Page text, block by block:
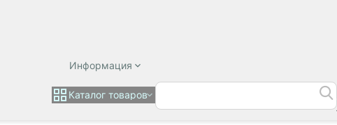
Информация
Каталог товаров